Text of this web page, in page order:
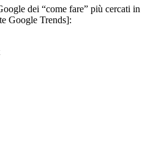
dei “come fare” più cercati in
Google Trends]: